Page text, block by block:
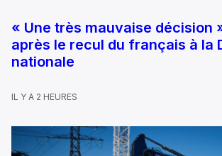
« Une très mauvaise décision
après le recul du français à la
nationale
IL Y A 2 HEURES